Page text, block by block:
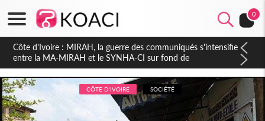
0
Côte d'Ivoire : Indépendance 2026, Thiam plaide pour un
environnement démocratique plus apaisé
CÔTE D'IVOIRE SOCIÉTÉ